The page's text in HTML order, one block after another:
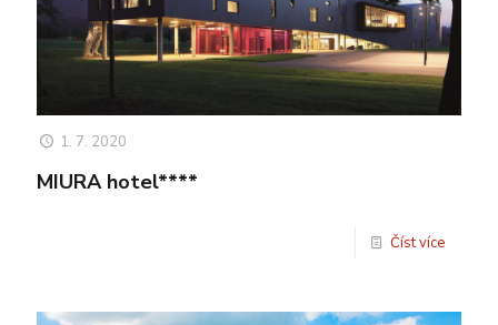
1. 7. 2020
MIURA hotel****
Číst více